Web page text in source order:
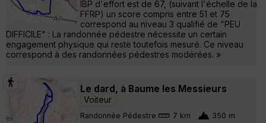
IBP d'effort est de 67, (suivant l'échelle de la
FFRP) un score compris entre 51 et 75
correspond au niveau 3 qualifié de "PEU
DIFFICILE" : La randonnée pédestre nécessite un certain
engagement physique qui reste toutefois mesuré. Ce niveau
correspond à des randonnées pédestres modérées. »
Le dard, à Baume les Messieurs
Voiteur
Randonnée Pédestre 7 km 350 m